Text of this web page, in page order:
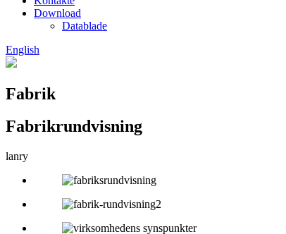
Download
Datablade
English
Fabrik
Fabrikrundvisning
lanry